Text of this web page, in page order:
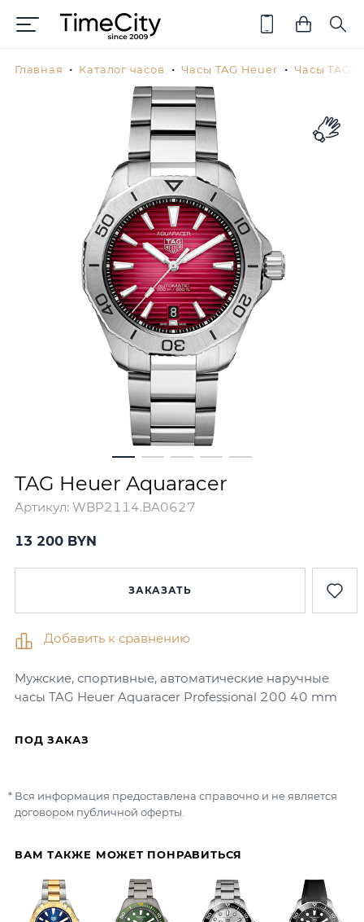
Главная Каталог часов Часы TAG Heuer Часы TAG
TAG Heuer Aquaracer
Артикул: WBP2114.BA0627
Мужские, спортивные, автоматические наручные
часы TAG Heuer Aquaracer Professional 200 40 mm
13 200 BYN
ЗАКАЗАТЬ
Добавить к сравнению
ВАМ ТАКЖЕ МОЖЕТ ПОНРАВИТЬСЯ
ПОД ЗАКАЗ
Вся информация предоставлена справочно и не является
договором публичной оферты.